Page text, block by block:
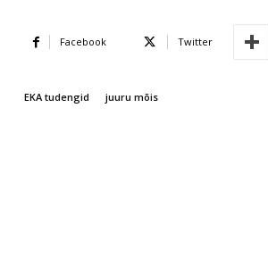
Facebook Twitter
EKA tudengid juuru mõis